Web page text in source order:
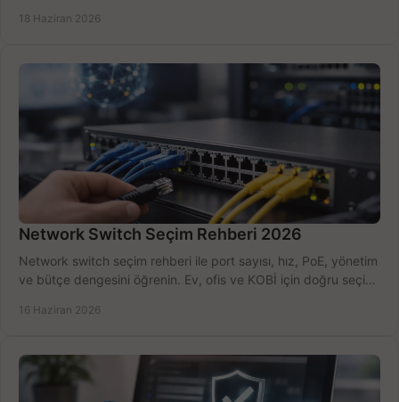
18 Haziran 2026
Network Switch Seçim Rehberi 2026
Network switch seçim rehberi ile port sayısı, hız, PoE, yönetim
ve bütçe dengesini öğrenin. Ev, ofis ve KOBİ için doğru seçimi
16 Haziran 2026